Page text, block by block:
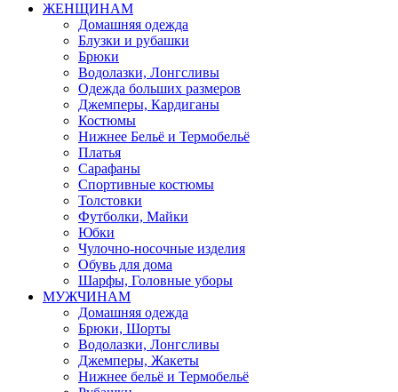
ЖЕНЩИНАМ
Домашняя одежда
Блузки и рубашки
Брюки
Водолазки, Лонгсливы
Одежда больших размеров
Джемперы, Кардиганы
Костюмы
Нижнее Бельё и Термобельё
Платья
Сарафаны
Спортивные костюмы
Толстовки
Футболки, Майки
Юбки
Чулочно-носочные изделия
Обувь для дома
Шарфы, Головные уборы
МУЖЧИНАМ
Домашняя одежда
Брюки, Шорты
Водолазки, Лонгсливы
Джемперы, Жакеты
Нижнее бельё и Термобельё